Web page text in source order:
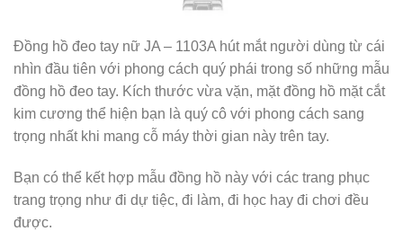
Đồng hồ đeo tay nữ JA – 1103A hút mắt người dùng từ cái
nhìn đầu tiên với phong cách quý phái trong số những mẫu
đồng hồ đeo tay. Kích thước vừa vặn, mặt đồng hồ mặt cắt
kim cương thể hiện bạn là quý cô với phong cách sang
trọng nhất khi mang cỗ máy thời gian này trên tay.
Bạn có thể kết hợp mẫu đồng hồ này với các trang phục
trang trọng như đi dự tiệc, đi làm, đi học hay đi chơi đều
được.